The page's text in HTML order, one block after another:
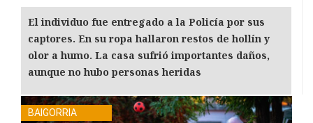
El individuo fue entregado a la Policía por sus
captores. En su ropa hallaron restos de hollín y
olor a humo. La casa sufrió importantes daños,
aunque no hubo personas heridas
BAIGORRIA